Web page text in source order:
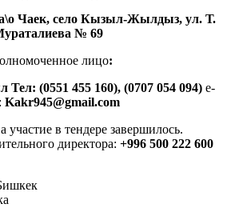
Чаек, село Кызыл-Жылдыз, ул. Т.
№ 69
лицо:
(0551 455 160), (0707 054 094) e-
Kakr945@gmail.com
участие в тендере завершилось.
директора: +996 500 222 600